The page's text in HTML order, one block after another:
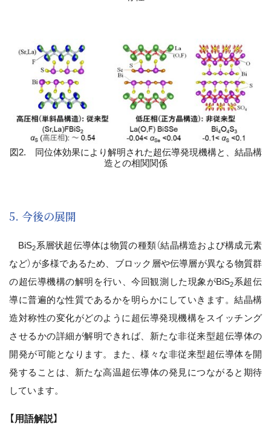
図2. 同位体効果により解明された超伝導発現機構と、結晶構
造との相関関係
5. 今後の展開
BiS2系層状超伝導体は物質の種類（結晶構造および構成元素
など）が多様であるため、ブロック層や伝導層が異なる物質群
の超伝導機構の解明を行い、今回観測した現象がBiS2系超伝
導に普遍的な性質であるかを明らかにしていきます。結晶構
造対称性の変化がどのように超伝導発現機構をスイッチング
させるかの詳細が解明できれば、新たな非従来型超伝導体の
開発が可能となります。また、様々な非従来型超伝導体を開
発することは、新たな高温超伝導体の発見につながると期待
しています。
【用語解説】